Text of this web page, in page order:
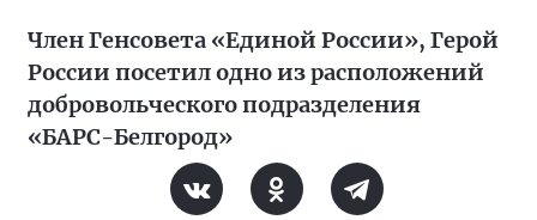
Член Генсовета «Единой России», Герой
России посетил одно из расположений
добровольческого подразделения
«БАРС-Белгород»